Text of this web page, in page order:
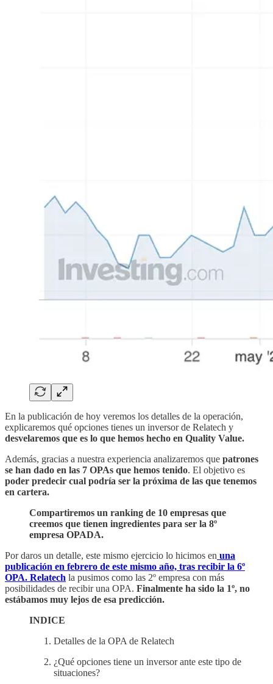
En la publicación de hoy veremos los detalles de la operación,
explicaremos qué opciones tienes un inversor de Relatech y
desvelaremos que es lo que hemos hecho en Quality Value.
Además, gracias a nuestra experiencia analizaremos que patrones
se han dado en las 7 OPAs que hemos tenido. El objetivo es
poder predecir cual podría ser la próxima de las que tenemos
en cartera.
Compartiremos un ranking de 10 empresas que
creemos que tienen ingredientes para ser la 8º
empresa OPADA.
Por daros un detalle, este mismo ejercicio lo hicimos en una
publicación en febrero de este mismo año, tras recibir la 6º
OPA. Relatech la pusimos como las 2º empresa con más
posibilidades de recibir una OPA. Finalmente ha sido la 1º, no
estábamos muy lejos de esa predicción.
INDICE
Detalles de la OPA de Relatech
¿Qué opciones tiene un inversor ante este tipo de
situaciones?